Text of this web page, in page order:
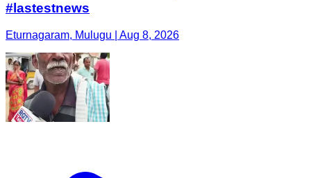
#lastestnews
Eturnagaram, Mulugu | Aug 8, 2026